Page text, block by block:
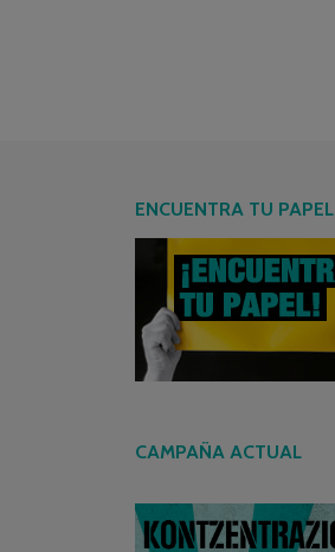
ENCUENTRA TU PAPEL
CAMPAÑA ACTUAL